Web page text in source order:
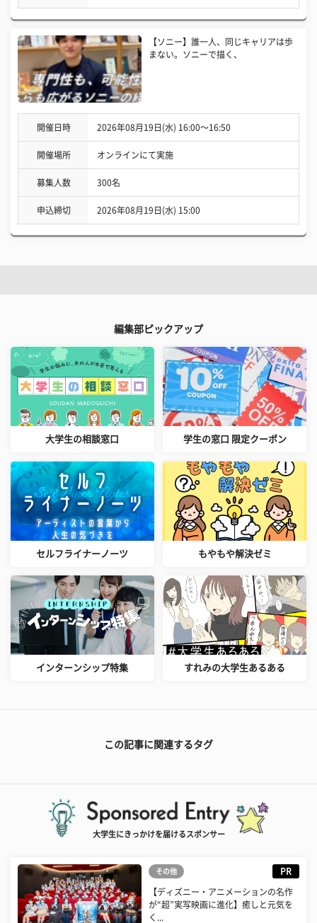
【ソニー】誰一人、同じキャリアは歩
まない。ソニーで描く、
開催日時 2026年08月19日(水) 16:00〜16:50
開催場所 オンラインにて実施
募集人数 300名
申込締切 2026年08月19日(水) 15:00
編集部ピックアップ
大学生の相談窓口 学生の窓口 限定クーポン
セルフライナーノーツ もやもや解決ゼミ
インターンシップ特集 すれみの大学生あるある
この記事に関連するタグ
大学生にきっかけを届けるスポンサー
その他 PR
【ディズニー・アニメーションの名作
が“超”実写映画に進化】癒しと元気を
く...